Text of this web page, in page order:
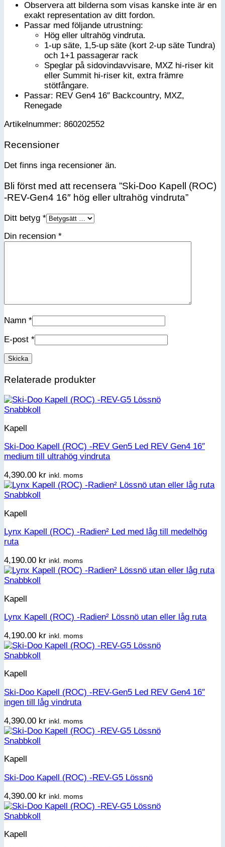
Observera att bilderna som visas kanske inte är en
exakt representation av ditt fordon.
Passar med följande utrustning:
Hög eller ultrahög vindruta.
1-up säte, 1,5-up säte (kort 2-up säte Tundra)
och 1+1 passagerar rack
Speglar på sidovindavvisare, MXZ hi-riser kit
eller Summit hi-riser kit, extra främre
stötfångare.
Passar: REV Gen4 16″ Backcountry, MXZ,
Renegade
Artikelnummer: 860202552
Recensioner
Det finns inga recensioner än.
Bli först med att recensera ”Ski-Doo Kapell (ROC)
-REV-Gen4 16″ hög eller ultrahög vindruta”
Ditt betyg *
Din recension *
Namn *
E-post *
Relaterade produkter
Snabbkoll
Kapell
Ski-Doo Kapell (ROC) -REV Gen5 Led REV Gen4 16″
medium till ultrahög vindruta
4,390.00 kr inkl. moms
Snabbkoll
Kapell
Lynx Kapell (ROC) -Radien² Led med låg till medelhög
ruta
4,190.00 kr inkl. moms
Snabbkoll
Kapell
Lynx Kapell (ROC) -Radien² Lössnö utan eller låg ruta
4,190.00 kr inkl. moms
Snabbkoll
Kapell
Ski-Doo Kapell (ROC) -REV-Gen5 Led REV Gen4 16″
ingen till låg vindruta
4,390.00 kr inkl. moms
Snabbkoll
Kapell
Ski-Doo Kapell (ROC) -REV-G5 Lössnö
4,390.00 kr inkl. moms
Snabbkoll
Kapell